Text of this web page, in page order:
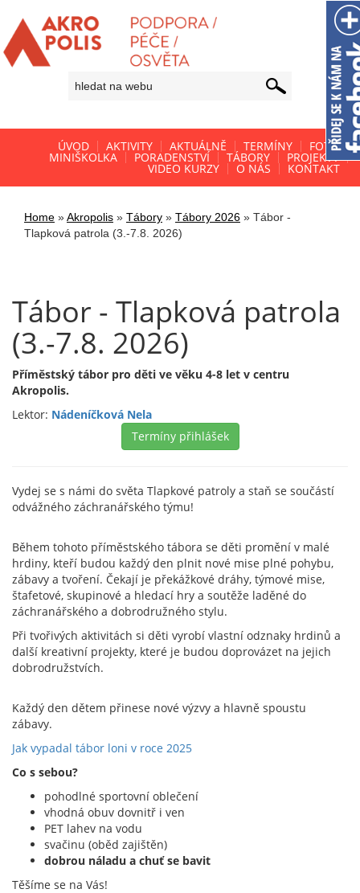
ÚVOD AKTIVITY AKTUÁLNĚ TERMÍNY FOTO
MINIŠKOLKA PORADENSTVÍ TÁBORY PROJEKTY
VIDEO KURZY O NÁS KONTAKT
Home »Akropolis » Tábory » Tábory 2026 » Tábor -
Tlapková patrola (3.-7.8. 2026)
Tábor - Tlapková patrola
(3.-7.8. 2026)
Příměstský tábor pro děti ve věku 4-8 let v centru
Akropolis.
Lektor: Nádeníčková Nela
Termíny přihlášek
Vydej se s námi do světa Tlapkové patroly a staň se součástí
odvážného záchranářského týmu!
Během tohoto příměstského tábora se děti promění v malé
hrdiny, kteří budou každý den plnit nové mise plné pohybu,
zábavy a tvoření. Čekají je překážkové dráhy, týmové mise,
štafetové, skupinové a hledací hry a soutěže laděné do
záchranářského a dobrodružného stylu.
Při tvořivých aktivitách si děti vyrobí vlastní odznaky hrdinů a
další kreativní projekty, které je budou doprovázet na jejich
dobrodružstvích.
Každý den dětem přinese nové výzvy a hlavně spoustu
zábavy.
Jak vypadal tábor loni v roce 2025
Co s sebou?
pohodlné sportovní oblečení
vhodná obuv dovnitř i ven
PET lahev na vodu
svačinu (oběd zajištěn)
dobrou náladu a chuť se bavit
Těšíme se na Vás!